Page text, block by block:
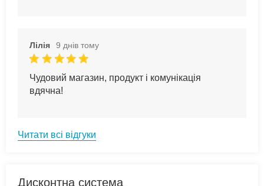
Лілія 9 днів тому
Чудовий магазин, продукт і комунікація
вдячна!
Читати всі відгуки
Дисконтна система